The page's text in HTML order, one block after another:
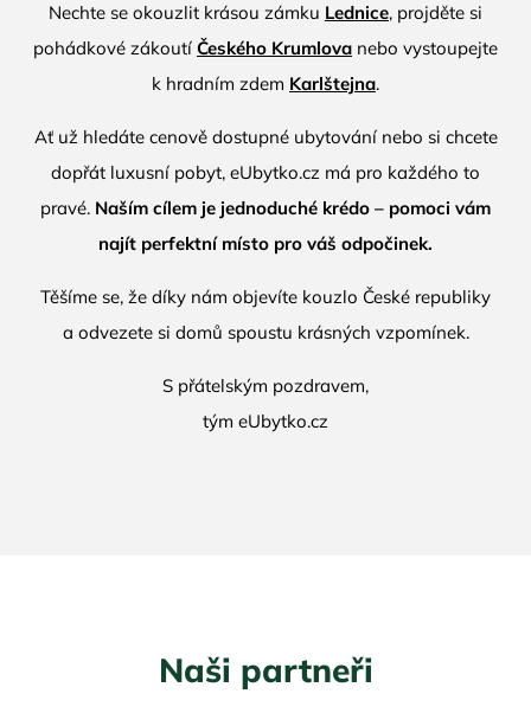
Nechte se okouzlit krásou zámku Lednice, projděte si
pohádkové zákoutí Českého Krumlova nebo vystoupejte
k hradním zdem Karlštejna.
Ať už hledáte cenově dostupné ubytování nebo si chcete
dopřát luxusní pobyt, eUbytko.cz má pro každého to
pravé. Naším cílem je jednoduché krédo – pomoci vám
najít perfektní místo pro váš odpočinek.
Těšíme se, že díky nám objevíte kouzlo České republiky
a odvezete si domů spoustu krásných vzpomínek.
S přátelským pozdravem,
tým eUbytko.cz
Naši partneři